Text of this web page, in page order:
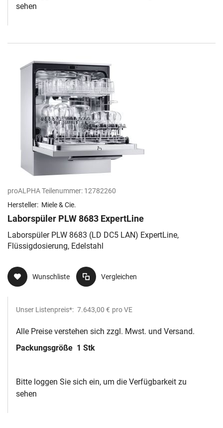
sehen
proALPHA Teilenummer: 12782260
Hersteller: Miele & Cie.
Laborspüler PLW 8683 ExpertLine
Laborspüler PLW 8683 (LD DC5 LAN) ExpertLine,
Flüssigdosierung, Edelstahl
Wunschliste Vergleichen
Unser Listenpreis*: 7.643,00 € pro VE
Alle Preise verstehen sich zzgl. Mwst. und Versand.
Packungsgröße 1 Stk
Bitte loggen Sie sich ein, um die Verfügbarkeit zu
sehen